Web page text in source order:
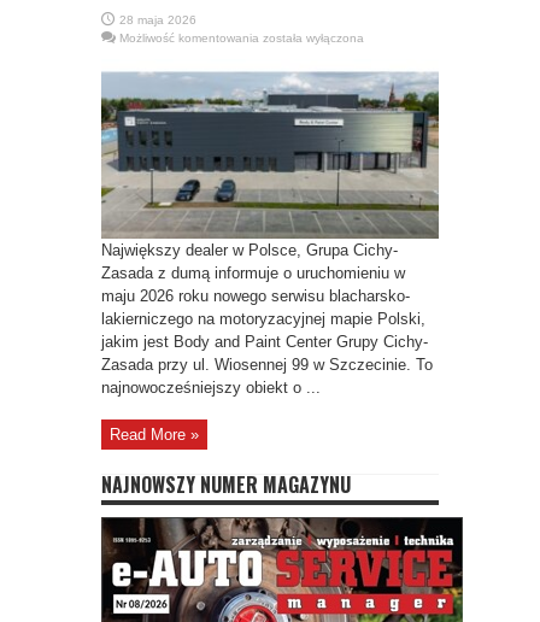
28 maja 2026
Możliwość komentowania BODY
CENTER
SZCZECIN
GRUPY
CICHY-
ZASADA
NAJNOWOCZEŚNIEJSZE
CENTRUM
NAPRAW
POWYPADKOWYCH
JUŻ
OTWARTE!
została wyłączona
Największy dealer w Polsce, Grupa Cichy-
Zasada z dumą informuje o uruchomieniu w
maju 2026 roku nowego serwisu blacharsko-
lakierniczego na motoryzacyjnej mapie Polski,
jakim jest Body and Paint Center Grupy Cichy-
Zasada przy ul. Wiosennej 99 w Szczecinie. To
najnowocześniejszy obiekt o ...
Read More »
NAJNOWSZY NUMER MAGAZYNU